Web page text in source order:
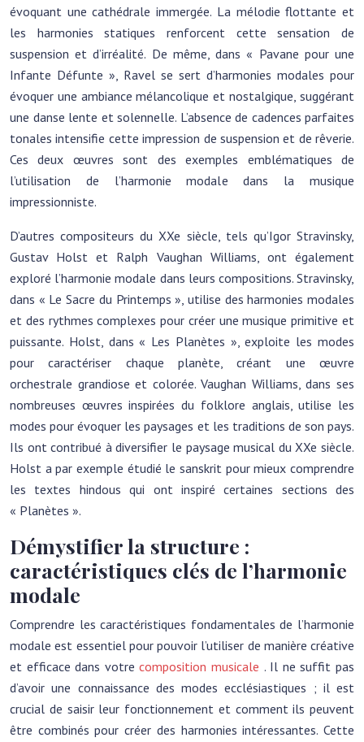
évoquant une cathédrale immergée. La mélodie flottante et
les harmonies statiques renforcent cette sensation de
suspension et d’irréalité. De même, dans « Pavane pour une
Infante Défunte », Ravel se sert d’harmonies modales pour
évoquer une ambiance mélancolique et nostalgique, suggérant
une danse lente et solennelle. L’absence de cadences parfaites
tonales intensifie cette impression de suspension et de rêverie.
Ces deux œuvres sont des exemples emblématiques de
l’utilisation de l’harmonie modale dans la musique
impressionniste.
D’autres compositeurs du XXe siècle, tels qu’Igor Stravinsky,
Gustav Holst et Ralph Vaughan Williams, ont également
exploré l’harmonie modale dans leurs compositions. Stravinsky,
dans « Le Sacre du Printemps », utilise des harmonies modales
et des rythmes complexes pour créer une musique primitive et
puissante. Holst, dans « Les Planètes », exploite les modes
pour caractériser chaque planète, créant une œuvre
orchestrale grandiose et colorée. Vaughan Williams, dans ses
nombreuses œuvres inspirées du folklore anglais, utilise les
modes pour évoquer les paysages et les traditions de son pays.
Ils ont contribué à diversifier le paysage musical du XXe siècle.
Holst a par exemple étudié le sanskrit pour mieux comprendre
les textes hindous qui ont inspiré certaines sections des
« Planètes ».
Démystifier la structure :
caractéristiques clés de l’harmonie
modale
Comprendre les caractéristiques fondamentales de l’harmonie
modale est essentiel pour pouvoir l’utiliser de manière créative
et efficace dans votrecomposition musicale . Il ne suffit pas
d’avoir une connaissance des modes ecclésiastiques ; il est
crucial de saisir leur fonctionnement et comment ils peuvent
être combinés pour créer des harmonies intéressantes. Cette